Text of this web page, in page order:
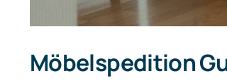
Möbelspedition